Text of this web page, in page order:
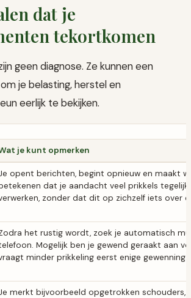
dat je
tekortkomen
geen diagnose. Ze kunnen een
je belasting, herstel en
eerlijk te bekijken.
je kunt opmerken
opent berichten, begint opnieuw en maakt
dat je aandacht veel prikkels
zonder dat dit op zichzelf iets over
het rustig wordt, zoek je automatisch
Mogelijk ben je gewend geraakt aan
minder prikkeling eerst enige gewenning.
merkt bijvoorbeeld opgetrokken schouders,